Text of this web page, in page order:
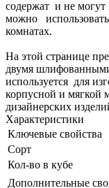
содержат и не
можно
комнатах.
На этой странице
двумя
используется для
корпусной и мягкой
дизайнерских
Характеристики
Ключевые свойства
Сорт
Кол-во в кубе
Дополнительные